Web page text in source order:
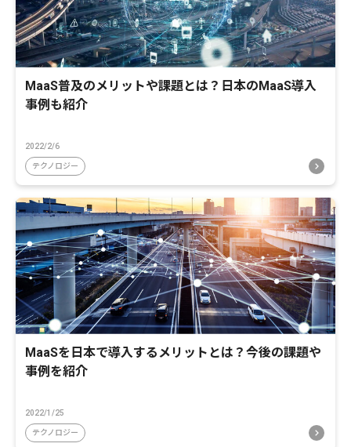
MaaS普及のメリットや課題とは？日本のMaaS導入
事例も紹介
2022/2/6
テクノロジー
MaaSを日本で導入するメリットとは？今後の課題や
事例を紹介
2022/1/25
テクノロジー